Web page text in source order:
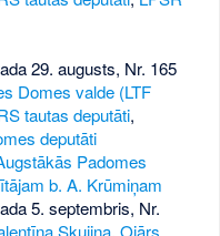
29. augusts, Nr. 165
Domes valde (LTF
tautas deputāti,
deputāti
Padomes
b. A. Krūmiņam
5. septembris, Nr.